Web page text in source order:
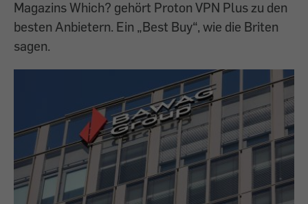
Magazins Which? gehört Proton VPN Plus zu den
besten Anbietern. Ein „Best Buy“, wie die Briten
sagen.